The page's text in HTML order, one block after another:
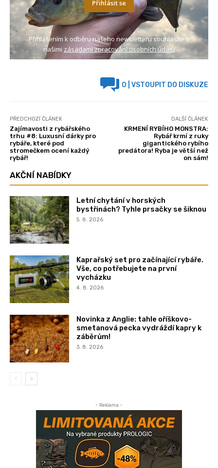
Přihlásit se
Přihlášením k odběru našeho newsletteru souhlasíte s
našimi zásadami zpracování osobních údajů
0 | VSTOUPIT DO DISKUZE
PŘEDCHOZÍ ČLÁNEK
Zajímavosti z rybářského
trhu #8: Luxusní dárky pro
rybáře, které pod
stromečkem ocení každý
rybář!
DALŠÍ ČLÁNEK
KRMENÍ RYBÍHO MONSTRA:
Rybář krmí z ruky
gigantického rybího
predátora! Ryba je větší než
on sám!
AKČNÍ NABÍDKY
Letní chytání v horských
bystřinách? Tyhle prsačky se šiknou
5. 8. 2026
Kaprařský set pro začínající rybáře.
Vše, co potřebujete na první
vycházku
4. 8. 2026
Novinka z Anglie: tahle oříškovo-
smetanová pecka vydráždí kapry k
záběrům!
3. 8. 2026
- Reklama -